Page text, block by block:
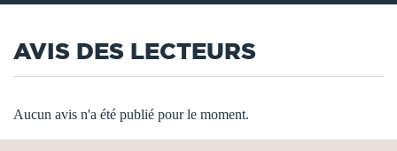
AVIS DES LECTEURS
Aucun avis n'a été publié pour le moment.